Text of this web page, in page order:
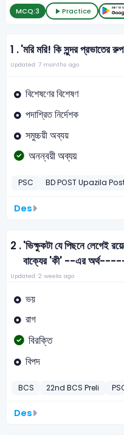
MCQ:3 Practice
1 .'মরি মরি! কি সুন্দর প্রভাতের
Updated: 7 months ago
বিশেষণের বিশেষণ
পদাশ্রিত নির্দেশক
সমুচ্চয়ী অব্যয়
অনন্বয়ী অব্যয়
PSC BD POST Upazila
Des
2 .'ভিক্ষুকটা যে পিছনে লেগেই
বাক্যের 'কী' --এর
Updated: 2 weeks ago
ভয়
রাগ
বিরক্তি
বিপদ
BCS 22nd BCS Preli
Des